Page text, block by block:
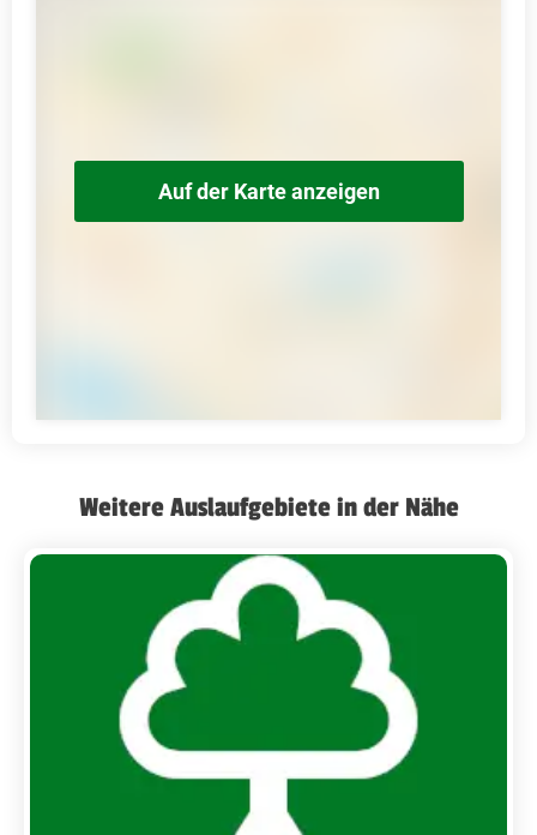
Auf der Karte anzeigen
Weitere Auslaufgebiete in der Nähe